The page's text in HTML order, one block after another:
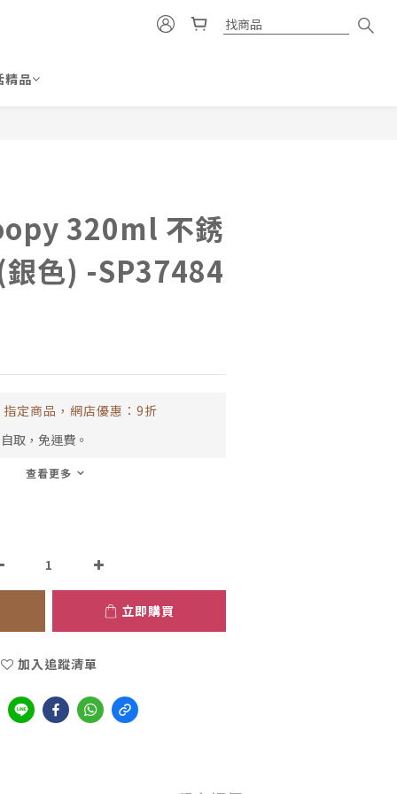
精品
320ml 不銹
色) -SP37484
指定商品，網店優惠：9折
取，免運費。
查看更多
立即購買
加入追蹤清單